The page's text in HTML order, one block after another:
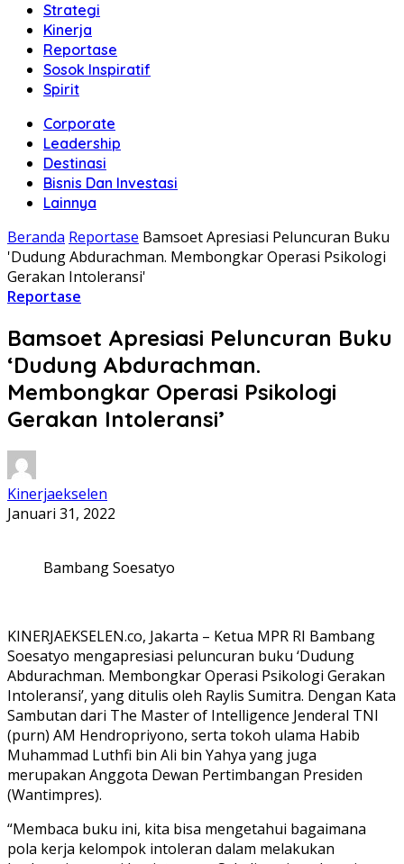
Strategi
Kinerja
Reportase
Sosok Inspiratif
Spirit
Corporate
Leadership
Destinasi
Bisnis Dan Investasi
Lainnya
Beranda Reportase Bamsoet Apresiasi Peluncuran Buku
'Dudung Abdurachman. Membongkar Operasi Psikologi
Gerakan Intoleransi'
Reportase
Bamsoet Apresiasi Peluncuran Buku
‘Dudung Abdurachman.
Membongkar Operasi Psikologi
Gerakan Intoleransi’
Kinerjaekselen
Januari 31, 2022
Bambang Soesatyo
KINERJAEKSELEN.co, Jakarta – Ketua MPR RI Bambang
Soesatyo mengapresiasi peluncuran buku ‘Dudung
Abdurachman. Membongkar Operasi Psikologi Gerakan
Intoleransi’, yang ditulis oleh Raylis Sumitra. Dengan Kata
Sambutan dari The Master of Intelligence Jenderal TNI
(purn) AM Hendropriyono, serta tokoh ulama Habib
Muhammad Luthfi bin Ali bin Yahya yang juga
merupakan Anggota Dewan Pertimbangan Presiden
(Wantimpres).
“Membaca buku ini, kita bisa mengetahui bagaimana
pola kerja kelompok intoleran dalam melakukan